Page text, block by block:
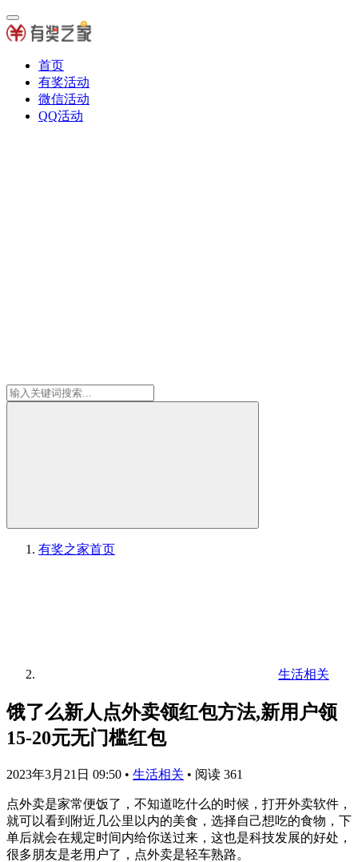
首页
有奖活动
微信活动
QQ活动
有奖之家首页
生活相关
饿了么新人点外卖领红包方法,新用户领
15-20元无门槛红包
2023年3月21日 09:50 • 生活相关 • 阅读 361
点外卖是家常便饭了，不知道吃什么的时候，打开外卖软件，
就可以看到附近几公里以内的美食，选择自己想吃的食物，下
单后就会在规定时间内给你送过来，这也是科技发展的好处，
很多朋友是老用户了，点外卖是轻车熟路。